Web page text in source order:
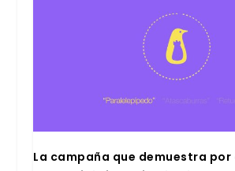
La cam­pa­ña que demues­tra por